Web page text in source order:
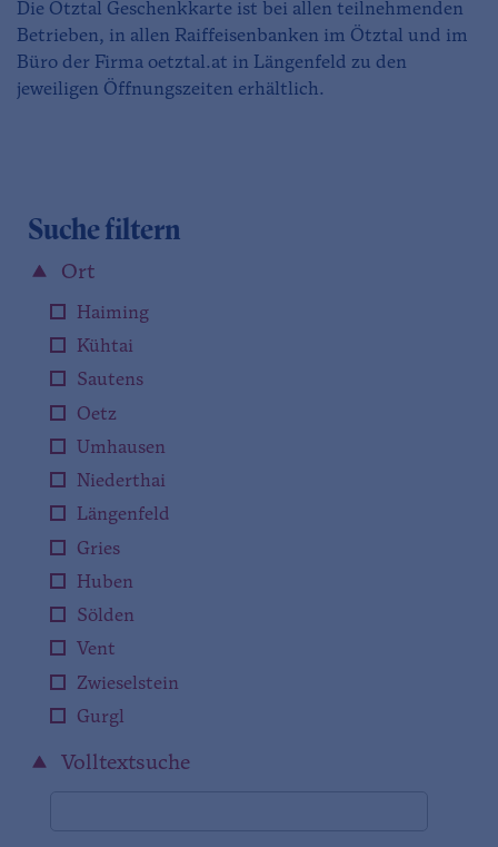
Die Ötztal Geschenkkarte ist bei allen teilnehmenden
Betrieben, in allen Raiffeisenbanken im Ötztal und im
Büro der Firma oetztal.at in Längenfeld zu den
jeweiligen Öffnungszeiten erhältlich.
Suche filtern
Ort
Haiming
Kühtai
Sautens
Oetz
Umhausen
Niederthai
Längenfeld
Gries
Huben
Sölden
Vent
Zwieselstein
Gurgl
Volltextsuche